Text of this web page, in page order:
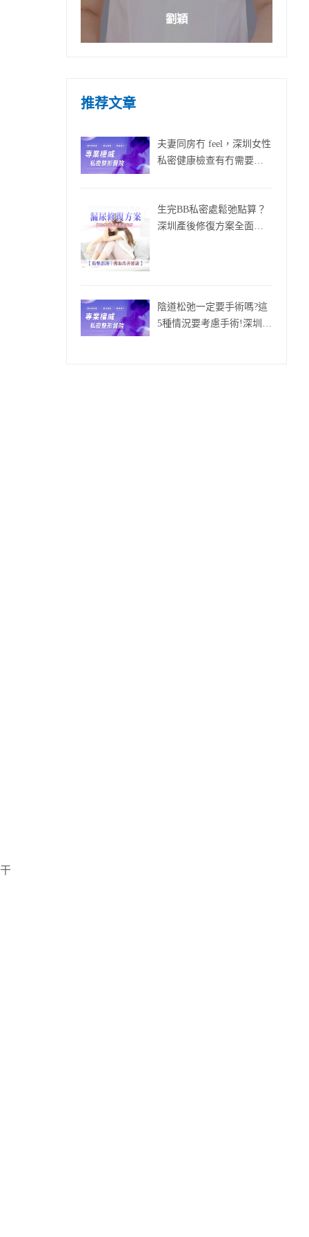
劉穎
推荐文章
夫妻同房冇 feel，深圳女性
私密健康檢查有冇需要
生完BB私密處鬆弛點算？
深圳產後修復方案全面分
陰道松弛一定要手術嗎?這
5種情況要考慮手術!深圳做